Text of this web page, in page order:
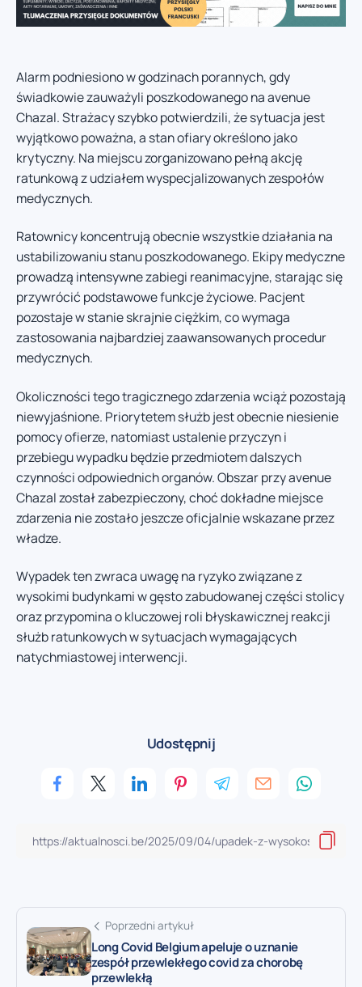
Alarm podniesiono w godzinach porannych, gdy
świadkowie zauważyli poszkodowanego na avenue
Chazal. Strażacy szybko potwierdzili, że sytuacja jest
wyjątkowo poważna, a stan ofiary określono jako
krytyczny. Na miejscu zorganizowano pełną akcję
ratunkową z udziałem wyspecjalizowanych zespołów
medycznych.
Ratownicy koncentrują obecnie wszystkie działania na
ustabilizowaniu stanu poszkodowanego. Ekipy medyczne
prowadzą intensywne zabiegi reanimacyjne, starając się
przywrócić podstawowe funkcje życiowe. Pacjent
pozostaje w stanie skrajnie ciężkim, co wymaga
zastosowania najbardziej zaawansowanych procedur
medycznych.
Okoliczności tego tragicznego zdarzenia wciąż pozostają
niewyjaśnione. Priorytetem służb jest obecnie niesienie
pomocy ofierze, natomiast ustalenie przyczyn i
przebiegu wypadku będzie przedmiotem dalszych
czynności odpowiednich organów. Obszar przy avenue
Chazal został zabezpieczony, choć dokładne miejsce
zdarzenia nie zostało jeszcze oficjalnie wskazane przez
władze.
Wypadek ten zwraca uwagę na ryzyko związane z
wysokimi budynkami w gęsto zabudowanej części stolicy
oraz przypomina o kluczowej roli błyskawicznej reakcji
służb ratunkowych w sytuacjach wymagających
natychmiastowej interwencji.
Udostępnij
Poprzedni artykuł
Long Covid Belgium apeluje o uznanie
zespół przewlekłego covid za chorobę
przewlekłą